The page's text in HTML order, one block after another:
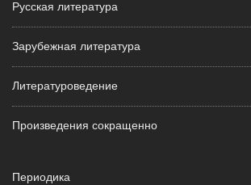
Русская литература
Зарубежная литература
Литературоведение
Произведения сокращенно
Периодика